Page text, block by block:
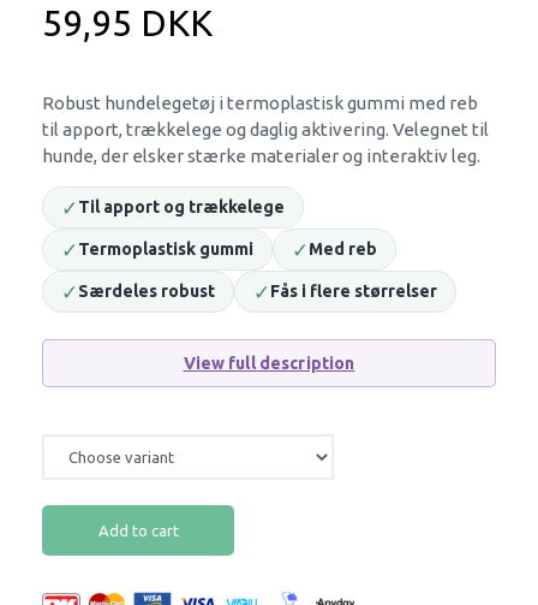
59,95 DKK
Robust hundelegetøj i termoplastisk gummi med reb
til apport, trækkelege og daglig aktivering. Velegnet til
hunde, der elsker stærke materialer og interaktiv leg.
✓Til apport og trækkelege
✓Termoplastisk gummi ✓Med reb
✓Særdeles robust ✓Fås i flere størrelser
View full description
Add to cart